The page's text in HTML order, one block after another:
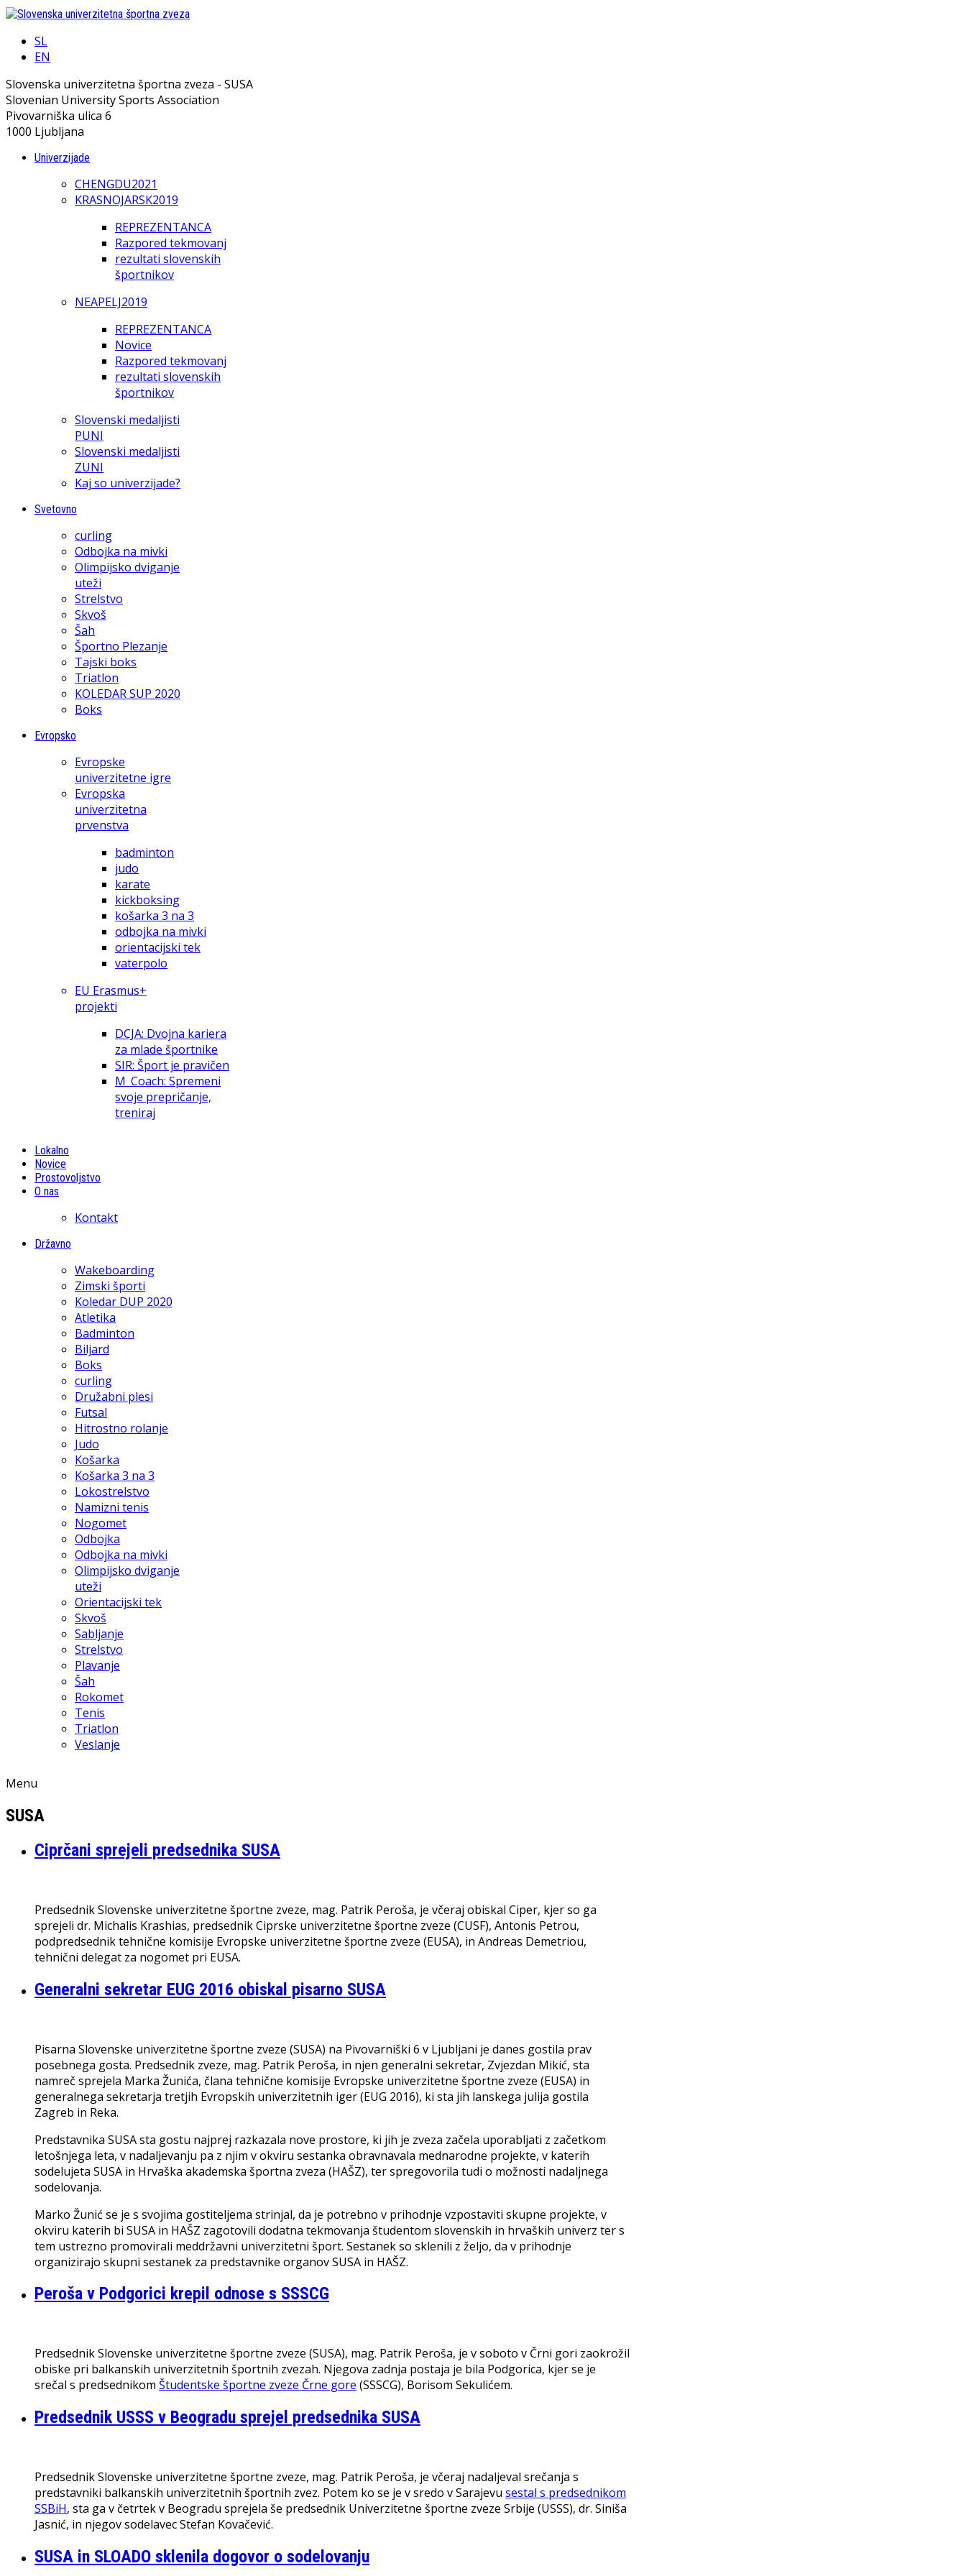
SL
EN
Slovenska univerzitetna športna zveza - SUSA
Slovenian University Sports Association
Pivovarniška ulica 6
1000 Ljubljana
Univerzijade
CHENGDU2021
KRASNOJARSK2019
REPREZENTANCA
Razpored tekmovanj
rezultati slovenskih
športnikov
NEAPELJ2019
REPREZENTANCA
Novice
Razpored tekmovanj
rezultati slovenskih
športnikov
Slovenski medaljisti
PUNI
Slovenski medaljisti
ZUNI
Kaj so univerzijade?
Svetovno
curling
Odbojka na mivki
Olimpijsko dviganje
uteži
Strelstvo
Skvoš
Šah
Športno Plezanje
Tajski boks
Triatlon
KOLEDAR SUP 2020
Boks
Evropsko
Evropske
univerzitetne igre
Evropska
univerzitetna
prvenstva
badminton
judo
karate
kickboksing
košarka 3 na 3
odbojka na mivki
orientacijski tek
vaterpolo
EU Erasmus+
projekti
DCJA: Dvojna kariera
za mlade športnike
SIR: Šport je pravičen
M_Coach: Spremeni
svoje prepričanje,
treniraj
Lokalno
Novice
Prostovoljstvo
O nas
Kontakt
Državno
Wakeboarding
Zimski športi
Koledar DUP 2020
Atletika
Badminton
Biljard
Boks
curling
Družabni plesi
Futsal
Hitrostno rolanje
Judo
Košarka
Košarka 3 na 3
Lokostrelstvo
Namizni tenis
Nogomet
Odbojka
Odbojka na mivki
Olimpijsko dviganje
uteži
Orientacijski tek
Skvoš
Sabljanje
Strelstvo
Plavanje
Šah
Rokomet
Tenis
Triatlon
Veslanje
Menu
SUSA
Ciprčani sprejeli predsednika SUSA
Predsednik Slovenske univerzitetne športne zveze, mag. Patrik Peroša, je včeraj obiskal Ciper, kjer so ga
sprejeli dr. Michalis Krashias, predsednik Ciprske univerzitetne športne zveze (CUSF), Antonis Petrou,
podpredsednik tehnične komisije Evropske univerzitetne športne zveze (EUSA), in Andreas Demetriou,
tehnični delegat za nogomet pri EUSA.
Generalni sekretar EUG 2016 obiskal pisarno SUSA
Pisarna Slovenske univerzitetne športne zveze (SUSA) na Pivovarniški 6 v Ljubljani je danes gostila prav
posebnega gosta. Predsednik zveze, mag. Patrik Peroša, in njen generalni sekretar, Zvjezdan Mikić, sta
namreč sprejela Marka Žunića, člana tehnične komisije Evropske univerzitetne športne zveze (EUSA) in
generalnega sekretarja tretjih Evropskih univerzitetnih iger (EUG 2016), ki sta jih lanskega julija gostila
Zagreb in Reka.
Predstavnika SUSA sta gostu najprej razkazala nove prostore, ki jih je zveza začela uporabljati z začetkom
letošnjega leta, v nadaljevanju pa z njim v okviru sestanka obravnavala mednarodne projekte, v katerih
sodelujeta SUSA in Hrvaška akademska športna zveza (HAŠZ), ter spregovorila tudi o možnosti nadaljnega
sodelovanja.
Marko Žunić se je s svojima gostiteljema strinjal, da je potrebno v prihodnje vzpostaviti skupne projekte, v
okviru katerih bi SUSA in HAŠZ zagotovili dodatna tekmovanja študentom slovenskih in hrvaških univerz ter s
tem ustrezno promovirali meddržavni univerzitetni šport. Sestanek so sklenili z željo, da v prihodnje
organizirajo skupni sestanek za predstavnike organov SUSA in HAŠZ.
Peroša v Podgorici krepil odnose s SSSCG
Predsednik Slovenske univerzitetne športne zveze (SUSA), mag. Patrik Peroša, je v soboto v Črni gori zaokrožil
obiske pri balkanskih univerzitetnih športnih zvezah. Njegova zadnja postaja je bila Podgorica, kjer se je
srečal s predsednikom Študentske športne zveze Črne gore (SSSCG), Borisom Sekulićem.
Predsednik USSS v Beogradu sprejel predsednika SUSA
Predsednik Slovenske univerzitetne športne zveze, mag. Patrik Peroša, je včeraj nadaljeval srečanja s
predstavniki balkanskih univerzitetnih športnih zvez. Potem ko se je v sredo v Sarajevu sestal s predsednikom
SSBiH, sta ga v četrtek v Beogradu sprejela še predsednik Univerzitetne športne zveze Srbije (USSS), dr. Siniša
Jasnić, in njegov sodelavec Stefan Kovačević.
SUSA in SLOADO sklenila dogovor o sodelovanju